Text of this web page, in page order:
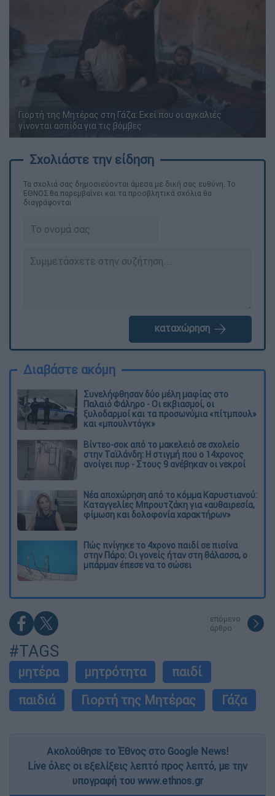
Γιορτή της Μητέρας στη Γάζα: Εκεί που οι αγκαλιές
γίνονται ασπίδα για τις βόμβες
Τα σχολιά σας δημοσιεύονται άμεσα με δική σας ευθύνη. Το
ΕΘΝΟΣ θα παρεμβαίνει και τα προσβλητικά σχόλια θα
διαγράφονται
καταχώρηση
Διαβάστε ακόμη
Συνελήφθησαν δύο μέλη μαφίας στο
Παλαιό Φάληρο - Οι εκβιασμοί, οι
ξυλοδαρμοί και τα προσωνύμια «πίτμπουλ»
και «μπουλντόγκ»
Βίντεο-σοκ από το μακελειό σε σχολείο
στην Ταϊλάνδη: Η στιγμή που ο 14χρονος
ανοίγει πυρ - Στους 9 ανέβηκαν οι νεκροί
Νέα αποχώρηση από το κόμμα Καρυστιανού:
Καταγγελίες Μπρουτζάκη για «αυθαιρεσία,
φίμωση και δολοφονία χαρακτήρων»
Πώς πνίγηκε το 4χρονο παιδί σε πισίνα
στην Πάρο: Οι γονείς ήταν στη θάλασσα, ο
μπάρμαν έπεσε να το σώσει
επόμενο
άρθρο
#TAGS
μητέρα μητρότητα
παιδί
παιδιά
Γιορτή της Μητέρας Γάζα
Ακολούθησε το Έθνος στο Google News!
Live όλες οι εξελίξεις λεπτό προς λεπτό, με την
υπογραφή του www.ethnos.gr